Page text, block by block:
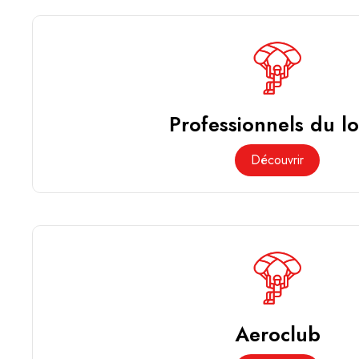
Professionnels du
Découvrir
Aeroclub